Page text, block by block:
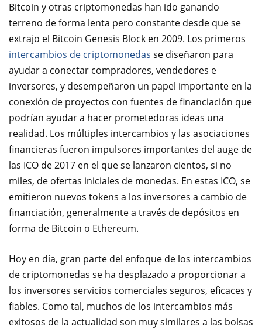
Bitcoin y otras criptomonedas han ido ganando
terreno de forma lenta pero constante desde que se
extrajo el Bitcoin Genesis Block en 2009. Los primeros
intercambios de criptomonedas se diseñaron para
ayudar a conectar compradores, vendedores e
inversores, y desempeñaron un papel importante en la
conexión de proyectos con fuentes de financiación que
podrían ayudar a hacer prometedoras ideas una
realidad. Los múltiples intercambios y las asociaciones
financieras fueron impulsores importantes del auge de
las ICO de 2017 en el que se lanzaron cientos, si no
miles, de ofertas iniciales de monedas. En estas ICO, se
emitieron nuevos tokens a los inversores a cambio de
financiación, generalmente a través de depósitos en
forma de Bitcoin o Ethereum.
Hoy en día, gran parte del enfoque de los intercambios
de criptomonedas se ha desplazado a proporcionar a
los inversores servicios comerciales seguros, eficaces y
fiables. Como tal, muchos de los intercambios más
exitosos de la actualidad son muy similares a las bolsas